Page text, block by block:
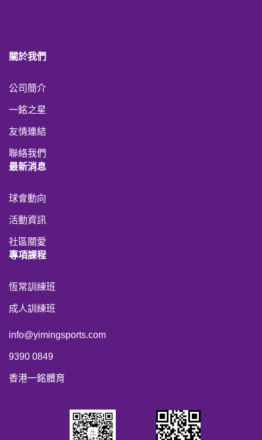
關於我們
公司簡介
一銘之星
友情連結
聯絡我們
最新消息
球會動向
活動資訊
社區關愛
專項課程
恆常訓練班
成人訓練班
info@yimingsports.com
9390 0849
香港一銘體育